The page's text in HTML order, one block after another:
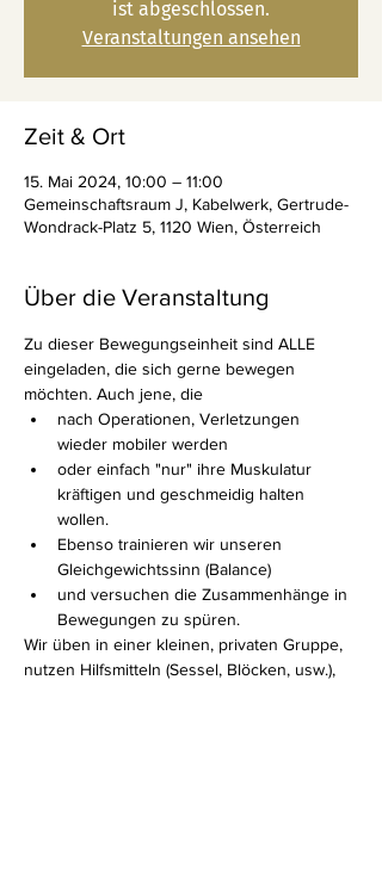
ist abgeschlossen.
Veranstaltungen ansehen
Zeit & Ort
15. Mai 2024, 10:00 – 11:00
Gemeinschaftsraum J, Kabelwerk, Gertrude-
Wondrack-Platz 5, 1120 Wien, Österreich
Über die Veranstaltung
Zu dieser Bewegungseinheit sind ALLE
eingeladen, die sich gerne bewegen
möchten. Auch jene, die
nach Operationen, Verletzungen
wieder mobiler werden
oder einfach "nur" ihre Muskulatur
kräftigen und geschmeidig halten
wollen.
Ebenso trainieren wir unseren
Gleichgewichtssinn (Balance)
und versuchen die Zusammenhänge in
Bewegungen zu spüren.
Wir üben in einer kleinen, privaten Gruppe,
nutzen Hilfsmitteln (Sessel, Blöcken, usw.),